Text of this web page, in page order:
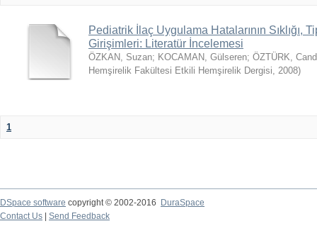
Pediatrik İlaç Uygulama Hatalarının Sıklığı,
Girişimleri: Literatür İncelemesi
ÖZKAN, Suzan; KOCAMAN, Gülseren; ÖZTÜRK,
Hemşirelik Fakültesi Etkili Hemşirelik Dergisi, 2008)
1
DSpace software copyright © 2002-2016
DuraSpace
Contact Us
Send Feedback